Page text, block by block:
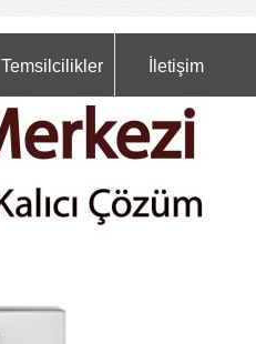
Temsilcilikler İletişim